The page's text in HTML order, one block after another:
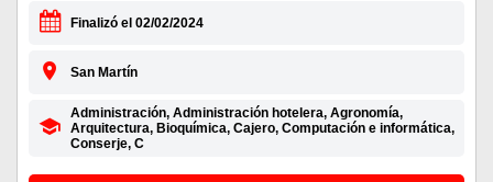
Finalizó el 02/02/2024
San Martín
Administración, Administración hotelera, Agronomía,
Arquitectura, Bioquímica, Cajero, Computación e informática,
Conserje, C